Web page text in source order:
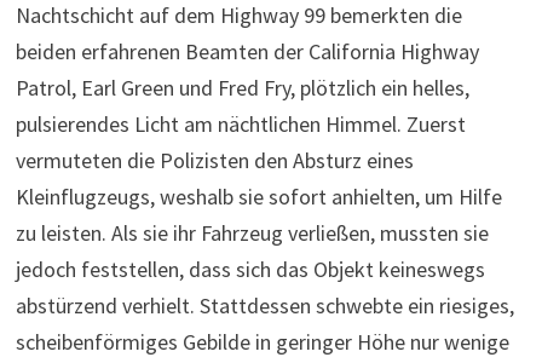
Nachtschicht auf dem Highway 99 bemerkten die
beiden erfahrenen Beamten der California Highway
Patrol, Earl Green und Fred Fry, plötzlich ein helles,
pulsierendes Licht am nächtlichen Himmel. Zuerst
vermuteten die Polizisten den Absturz eines
Kleinflugzeugs, weshalb sie sofort anhielten, um Hilfe
zu leisten. Als sie ihr Fahrzeug verließen, mussten sie
jedoch feststellen, dass sich das Objekt keineswegs
abstürzend verhielt. Stattdessen schwebte ein riesiges,
scheibenförmiges Gebilde in geringer Höhe nur wenige